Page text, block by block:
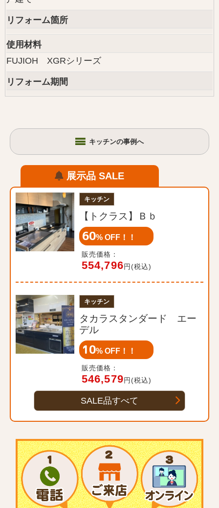
リフォーム箇所
使用材料
FUJIOH XGRシリーズ
リフォーム期間
キッチンの事例へ
展示品 SALE
キッチン
【トクラス】Ｂｂ
60% OFF！！
販売価格：
554,796円(税込)
キッチン
タカラスタンダード エー
デル
10% OFF！！
販売価格：
546,579円(税込)
SALE品すべて